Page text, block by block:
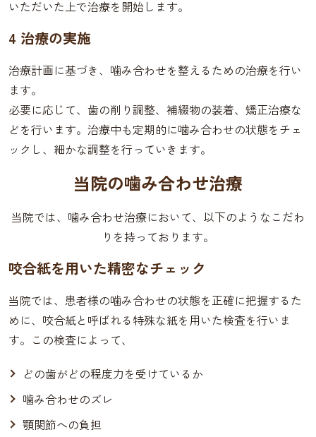
いただいた上で治療を開始します。
4 治療の実施
治療計画に基づき、噛み合わせを整えるための治療を行い
ます。
必要に応じて、歯の削り調整、補綴物の装着、矯正治療な
どを行います。治療中も定期的に噛み合わせの状態をチェ
ックし、細かな調整を行っていきます。
当院の噛み合わせ治療
当院では、噛み合わせ治療において、以下のようなこだわ
りを持っております。
咬合紙を用いた精密なチェック
当院では、患者様の噛み合わせの状態を正確に把握するた
めに、咬合紙と呼ばれる特殊な紙を用いた検査を行いま
す。この検査によって、
どの歯がどの程度力を受けているか
噛み合わせのズレ
顎関節への負担